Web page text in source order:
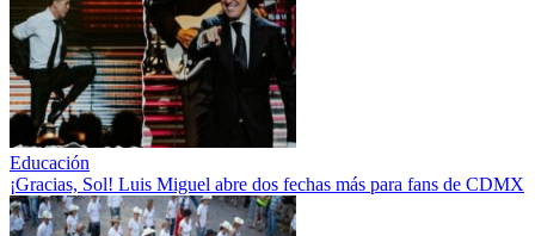
Educación
¡Gracias, Sol! Luis Miguel abre dos fechas más para fans de CDMX